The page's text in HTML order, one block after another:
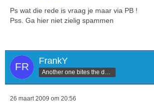
Ps wat die rede is vraag je maar via PB !
Pss. Ga hier niet zielig spammen
FrankY
26 maart 2009 om 20:56